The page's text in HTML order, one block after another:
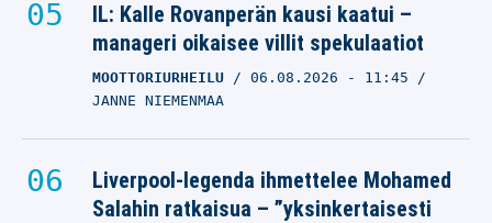
IL: Kalle Rovanperän kausi kaatui –
manageri oikaisee villit spekulaatiot
MOOTTORIURHEILU 06.08.2026 - 11:45
JANNE NIEMENMAA
Liverpool-legenda ihmettelee Mohamed
Salahin ratkaisua – ”yksinkertaisesti